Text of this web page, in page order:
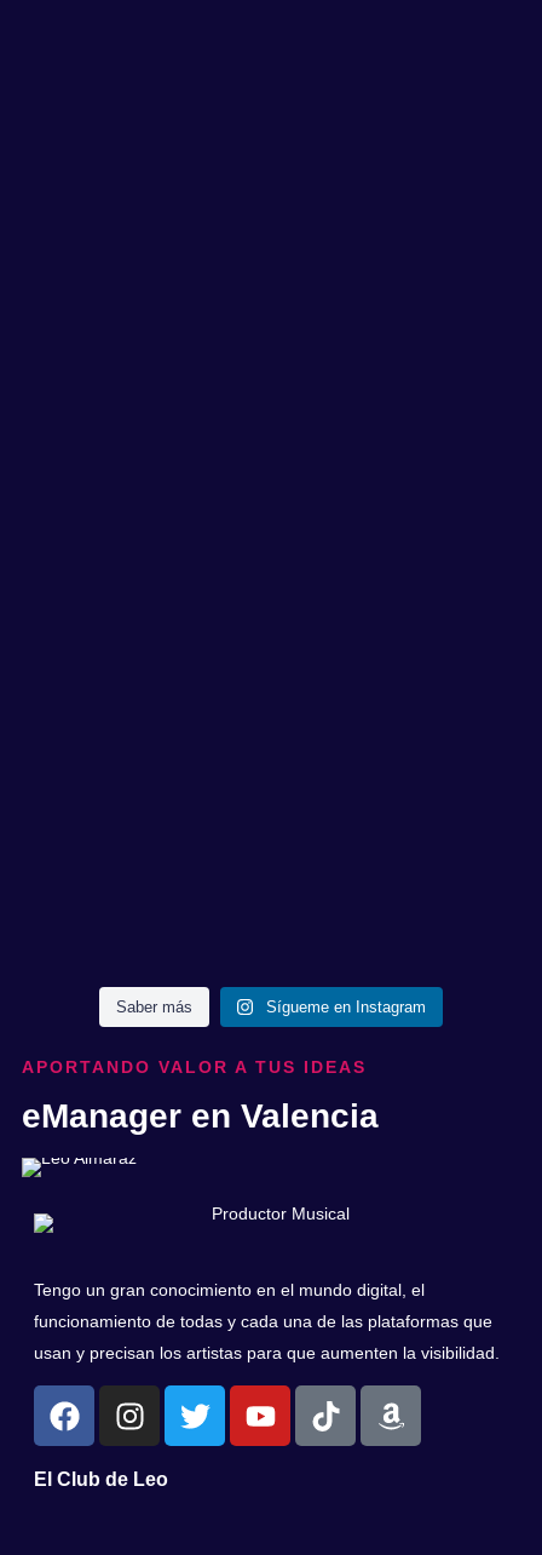
Saber más Sígueme en Instagram
APORTANDO VALOR A TUS IDEAS
eManager en Valencia
Tengo un gran conocimiento en el mundo digital, el
funcionamiento de todas y cada una de las plataformas que
usan y precisan los artistas para que aumenten la visibilidad.
El Club de Leo